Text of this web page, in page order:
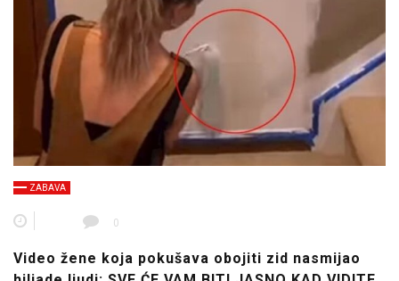
ZABAVA
0
Video žene koja pokušava obojiti zid nasmijao